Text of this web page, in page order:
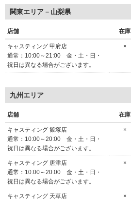
関東エリア－山梨県
店舗 在庫
キャスティング 甲府店
通常：10:00～21:00 金・土・日・
祝日は異なる場合がございます。
×
九州エリア
店舗 在庫
キャスティング 飯塚店
通常：10:00～20:00 金・土・日・
祝日は異なる場合がございます。
×
キャスティング 唐津店
通常：10:00～20:00 金・土・日・
祝日は異なる場合がございます。
×
キャスティング 天草店 ×